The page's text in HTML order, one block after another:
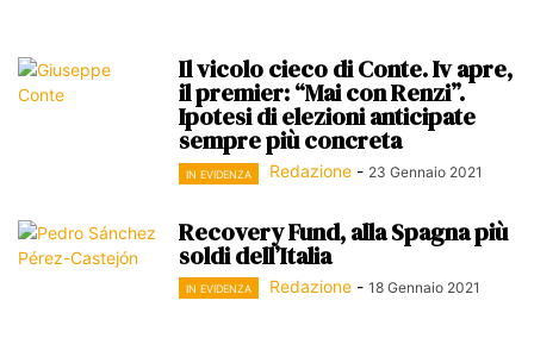
Il vicolo cieco di Conte. Iv apre,
il premier: “Mai con Renzi”.
Ipotesi di elezioni anticipate
sempre più concreta
IN EVIDENZA Redazione - 23 Gennaio 2021
Recovery Fund, alla Spagna più
soldi dell’Italia
IN EVIDENZA Redazione - 18 Gennaio 2021